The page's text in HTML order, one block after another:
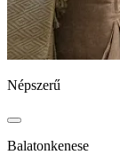
Népszerű
Balatonkenese